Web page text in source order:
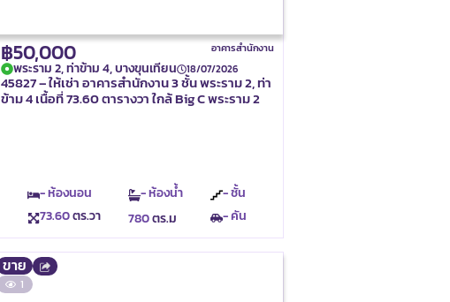
฿50,000 อาคารสำนักงาน
พระราม 2, ท่าข้าม 4, บางขุนเทียน 18/07/2026
45827 – ให้เช่า อาคารสำนักงาน 3 ชั้น พระราม 2, ท่า
ข้าม 4 เนื้อที่ 73.60 ตารางวา ใกล้ Big C พระราม 2
- ห้องนอน - ห้องน้ำ
- ชั้น
73.60ตร.วา 780ตร.ม - คัน
ขาย
1